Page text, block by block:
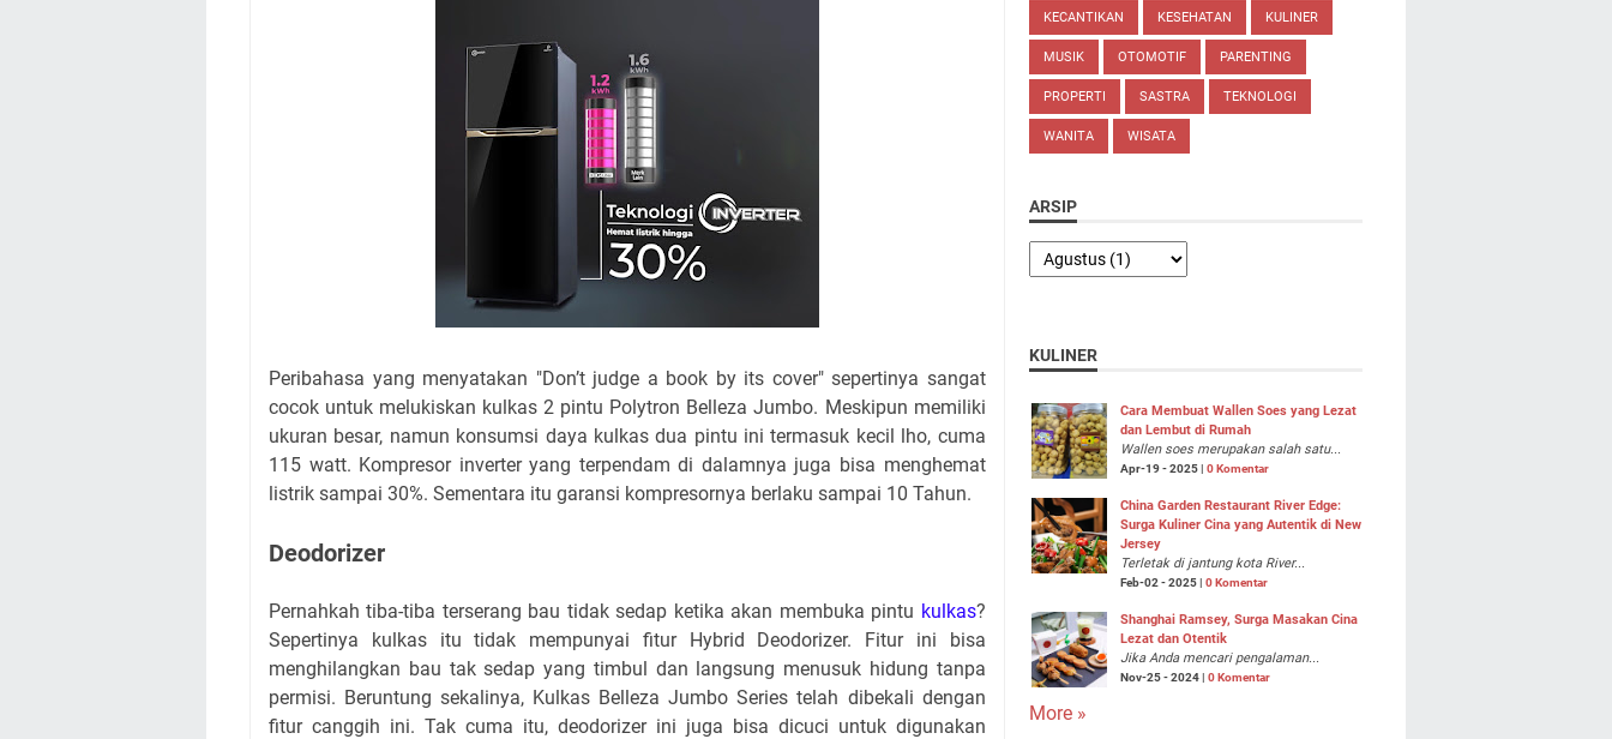
Peribahasa yang menyatakan "Don’t judge a book by its cover" sepertinya sangat
cocok untuk melukiskan kulkas 2 pintu Polytron Belleza Jumbo. Meskipun memiliki
ukuran besar, namun konsumsi daya kulkas dua pintu ini termasuk kecil lho, cuma
115 watt. Kompresor inverter yang terpendam di dalamnya juga bisa menghemat
listrik sampai 30%. Sementara itu garansi kompresornya berlaku sampai 10 Tahun.
Deodorizer
Pernahkah tiba-tiba terserang bau tidak sedap ketika akan membuka pintu kulkas?
Sepertinya kulkas itu tidak mempunyai fitur Hybrid Deodorizer. Fitur ini bisa
menghilangkan bau tak sedap yang timbul dan langsung menusuk hidung tanpa
permisi. Beruntung sekalinya, Kulkas Belleza Jumbo Series telah dibekali dengan
fitur canggih ini. Tak cuma itu, deodorizer ini juga bisa dicuci untuk digunakan
KECANTIKAN KESEHATAN KULINER
MUSIK OTOMOTIF PARENTING
PROPERTI SASTRA TEKNOLOGI
WANITA WISATA
ARSIP
KULINER
Cara Membuat Wallen Soes yang Lezat
dan Lembut di Rumah
Wallen soes merupakan salah satu...
Apr-19 - 2025 | 0 Komentar
China Garden Restaurant River Edge:
Surga Kuliner Cina yang Autentik di New
Jersey
Terletak di jantung kota River...
Feb-02 - 2025 | 0 Komentar
Shanghai Ramsey, Surga Masakan Cina
Lezat dan Otentik
Jika Anda mencari pengalaman...
Nov-25 - 2024 | 0 Komentar
More »